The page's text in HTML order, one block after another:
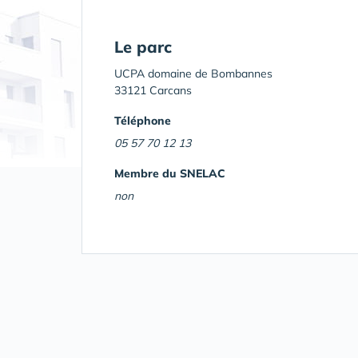
Le parc
UCPA domaine de Bombannes
33121 Carcans
Téléphone
05 57 70 12 13
Membre du SNELAC
non